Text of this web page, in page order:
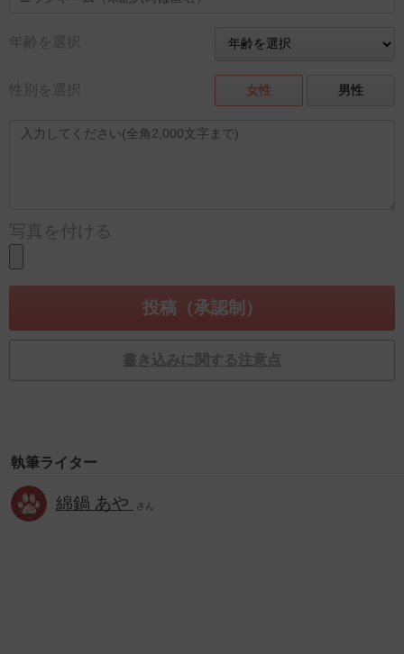
年齢を選択
性別を選択 女性 男性
写真を付ける
書き込みに関する注意点
執筆ライター
綿鍋 あや さん